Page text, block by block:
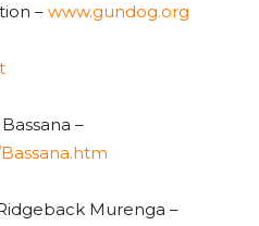
– www.gundog.org
–
Murenga –